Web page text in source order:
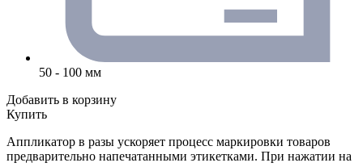
50 - 100 мм
Добавить в корзину
Купить
Аппликатор в разы ускоряет процесс маркировки товаров
предварительно напечатанными этикетками. При нажатии на